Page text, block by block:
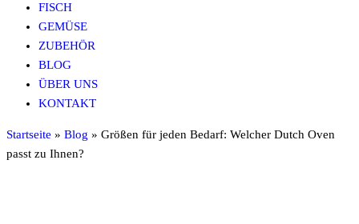
FISCH
GEMÜSE
ZUBEHÖR
BLOG
ÜBER UNS
KONTAKT
Startseite » Blog » Größen für jeden Bedarf: Welcher Dutch Oven
passt zu Ihnen?